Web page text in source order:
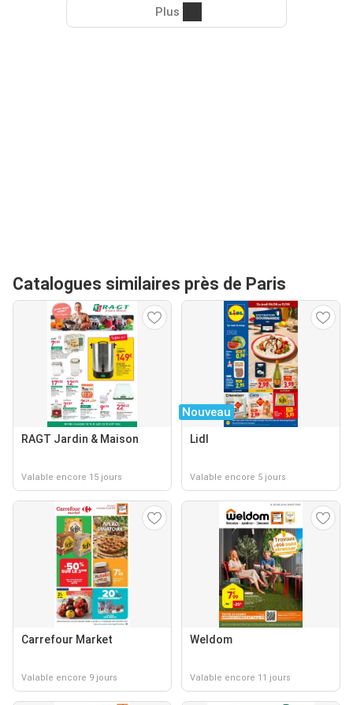
Plus
Catalogues similaires près de Paris
RAGT Jardin & Maison
Valable encore 15 jours
Nouveau
Lidl
Valable encore 5 jours
Carrefour Market
Valable encore 9 jours
Weldom
Valable encore 11 jours